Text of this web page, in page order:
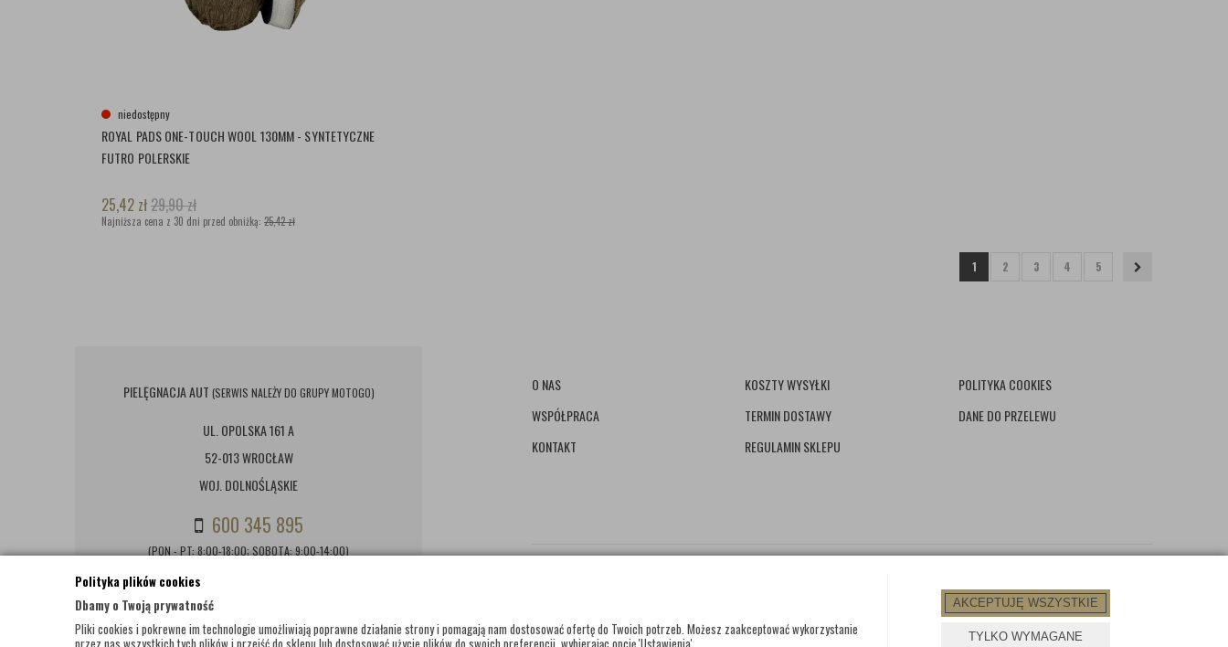
Polityka plików cookies
Dbamy o Twoją prywatność
Pliki cookies i pokrewne im technologie umożliwiają poprawne działanie strony i pomagają nam dostosować ofertę do Twoich potrzeb. Możesz zaakceptować wykorzystanie
przez nas wszystkich tych plików i przejść do sklepu lub dostosować użycie plików do swoich preferencji, wybierając opcję 'Ustawienia'.
AKCEPTUJĘ WSZYSTKIE
TYLKO WYMAGANE
niedostępny
ROYAL PADS ONE-TOUCH WOOL 130MM - SYNTETYCZNE
FUTRO POLERSKIE
25,42 zł29,90zł
Najniższa cena z 30 dni przed obniżką: 25,42 zł
1 2 3 4 5
PIELĘGNACJA AUT (SERWIS NALEŻY DO GRUPY MOTOGO)
UL. OPOLSKA 161 A
52-013 WROCŁAW
WOJ. DOLNOŚLĄSKIE
600 345 895
(PON - PT: 8:00-18:00; SOBOTA: 9:00-14:00)
BIURO@PIELEGNACJAAUT.PL
O NAS
WSPÓŁPRACA
KONTAKT
KOSZTY WYSYŁKI
TERMIN DOSTAWY
REGULAMIN SKLEPU
POLITYKA COOKIES
DANE DO PRZELEWU